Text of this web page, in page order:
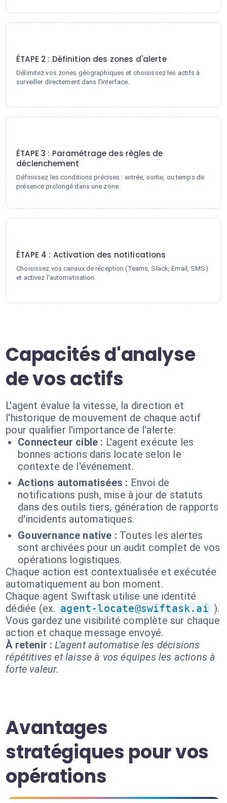
ÉTAPE 2 : Définition des zones d'alerte
Délimitez vos zones géographiques et choisissez les actifs à
surveiller directement dans l'interface.
ÉTAPE 3 : Paramétrage des règles de
déclenchement
Définissez les conditions précises : entrée, sortie, ou temps de
présence prolongé dans une zone.
ÉTAPE 4 : Activation des notifications
Choisissez vos canaux de réception (Teams, Slack, Email, SMS)
et activez l'automatisation.
Capacités d'analyse
de vos actifs
L'agent évalue la vitesse, la direction et
l'historique de mouvement de chaque actif
pour qualifier l'importance de l'alerte.
Connecteur cible : L'agent exécute les
bonnes actions dans locate selon le
contexte de l'événement.
Actions automatisées : Envoi de
notifications push, mise à jour de statuts
dans des outils tiers, génération de rapports
d'incidents automatiques.
Gouvernance native : Toutes les alertes
sont archivées pour un audit complet de vos
opérations logistiques.
Chaque action est contextualisée et exécutée
automatiquement au bon moment.
Chaque agent Swiftask utilise une identité
dédiée (ex. agent-locate@swiftask.ai ).
Vous gardez une visibilité complète sur chaque
action et chaque message envoyé.
À retenir : L'agent automatise les décisions
répétitives et laisse à vos équipes les actions à
forte valeur.
Avantages
stratégiques pour vos
opérations